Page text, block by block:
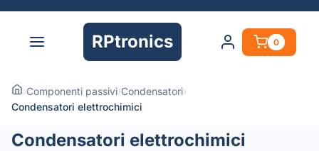
RPtronics 0
›Componenti passivi›Condensatori›
Condensatori elettrochimici
Condensatori elettrochimici